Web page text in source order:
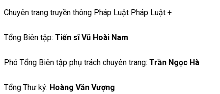
Chuyên trang truyền thông Pháp Luật Pháp Luật +
Tổng Biên tập: Tiến sĩ Vũ Hoài Nam
Phó Tổng Biên tập phụ trách chuyên trang: Trần Ngọc Hà
Tổng Thư ký: Hoàng Văn Vượng